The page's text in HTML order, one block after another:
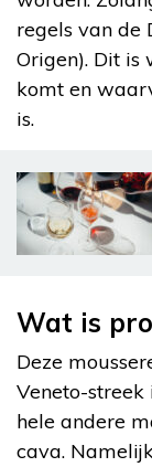
regels van de
Origen). Dit is
komt en
is.
Wat is
Deze
Veneto-streek
hele andere
cava.